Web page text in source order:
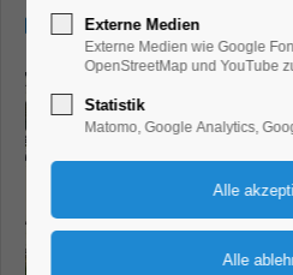
03.07.2026, 13:00–17:00
Externe Medien
Externe Medien wie Google
OpenStreetMap und YouTube
Statistik
Matomo, Google Analytics,